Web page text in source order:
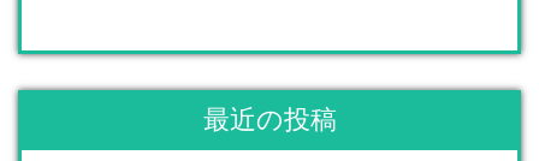
最近の投稿